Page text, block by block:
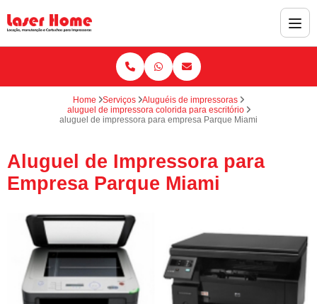
Home Serviços
Aluguéis de impressoras
aluguel de impressora colorida para escritório
aluguel de impressora para empresa Parque Miami
Aluguel de Impressora para
Empresa Parque Miami